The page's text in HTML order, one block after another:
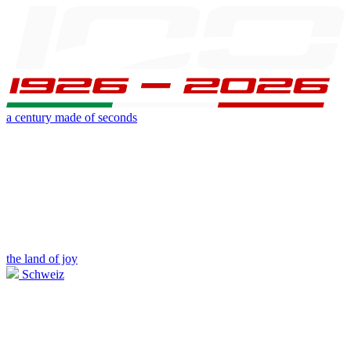
a century made of seconds
the land of joy
Schweiz